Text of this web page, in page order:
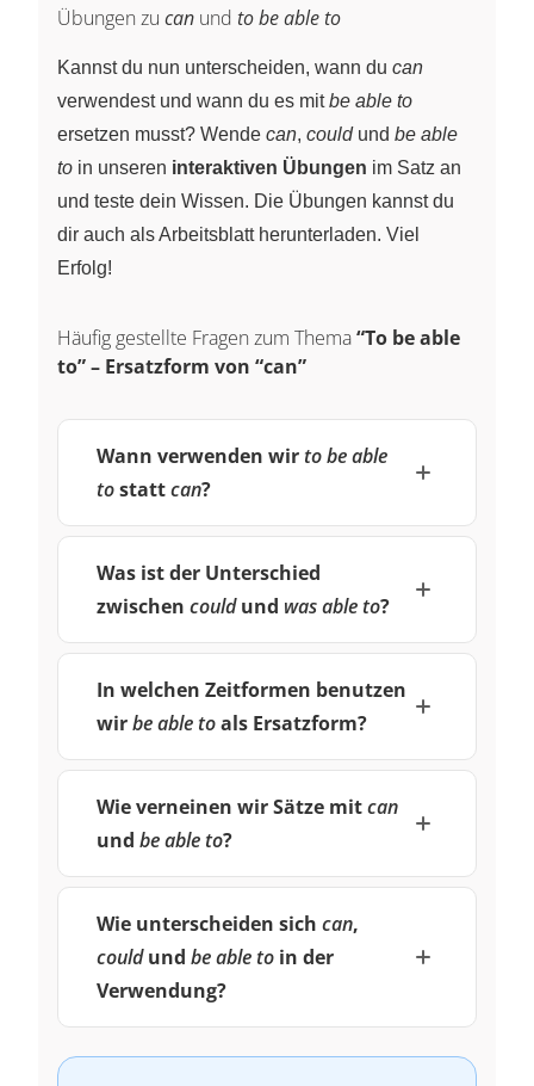
Übungen zu can und to be able to
Kannst du nun unterscheiden, wann du can
verwendest und wann du es mitbe able to
ersetzen musst? Wende can, couldund be able
to in unseren interaktiven Übungen im Satz an
und teste dein Wissen. Die Übungen kannst du
dir auch als Arbeitsblatt herunterladen. Viel
Erfolg!
Häufig gestellte Fragen zum Thema“To be able
to” – Ersatzform von “can”
Wann verwenden wir to be able
tostattcan?
Was ist der Unterschied
zwischen couldund was able to?
In welchen Zeitformen benutzen
wirbe able toals Ersatzform?
Wie verneinen wir Sätze mitcan
und be able to?
Wie unterscheiden sich can,
couldund be able to in der
Verwendung?